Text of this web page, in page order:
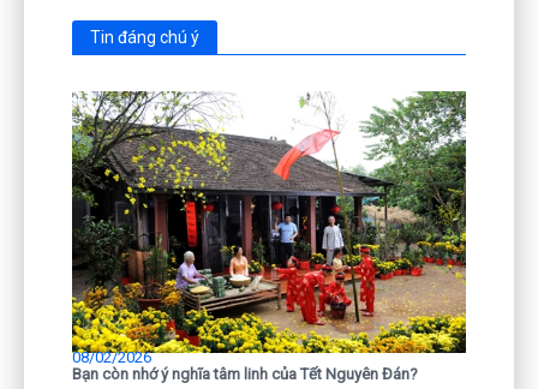
Tin đáng chú ý
Bạn còn nhớ ý nghĩa tâm linh của Tết Nguyên Đán?
08/02/2026